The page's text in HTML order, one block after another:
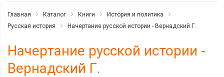
Главная Каталог Книги
История и политика
Русская история
Начертание русской истории - Вернадский Г.
Начертание русской истории -
Вернадский Г.